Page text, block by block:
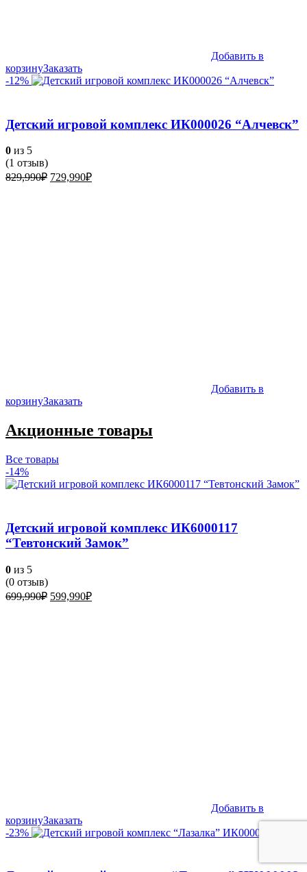
Добавить в
корзинуЗаказать
-12%
Детский игровой комплекс ИК000026 “Алчевск”
0 из 5
(1 отзыв)
829,990₽ Первоначальная
729,990₽Текущая
Добавить в
корзинуЗаказать
Акционные товары
Все товары
-14%
Детский игровой комплекс ИК6000117
“Тевтонский Замок”
0 из 5
(0 отзыв)
699,990₽ Первоначальная
599,990₽Текущая
Добавить в
корзинуЗаказать
-23%